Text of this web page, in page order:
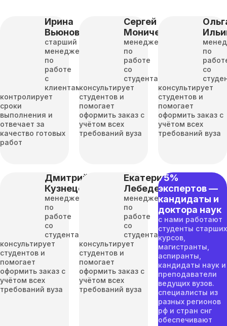
Ирина
Вьюнова
старший
менеджер
по
работе
с
клиентами
контролирует
сроки
выполнения и
отвечает за
качество готовых
работ
Сергей
Моничев
менеджер
по
работе
со
студентами
консультирует
студентов и
помогает
оформить заказ с
учётом всех
требований вуза
по
со
консультирует
студентов и
помогает
оформить заказ с
учётом всех
требований вуза
Дмитрий
Кузнецов
менеджер
по
работе
со
студентами
консультирует
студентов и
помогает
оформить заказ с
учётом всех
требований вуза
Екатерина
Лебедева
менеджер
по
работе
со
студентами
консультирует
студентов и
помогает
оформить заказ с
учётом всех
требований вуза
75%
экспертов —
кандидаты и
доктора наук
с нами работают
студенты старших
курсов,
магистранты,
аспиранты,
кандидаты наук и
преподаватели
ведущих вузов.
специалисты из
разных регионов
рф и стран снг
обеспечивают